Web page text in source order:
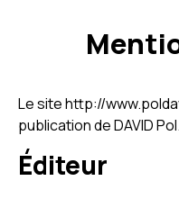
Le site http://
publication de DAVID Pol.
Éditeur